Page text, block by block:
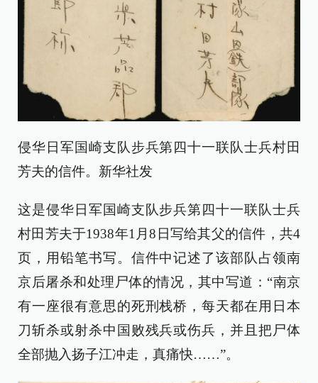
侵华日军国崎支队步兵第四十一联队士兵村田
芳夫的信件。新华社发
这是侵华日军国崎支队步兵第四十一联队士兵
村田芳夫于1938年1月8日写给其父的信件，共4
页，用铅笔书写。信件中记述了该部队占领南
京后屠杀和处理尸体的情况，其中写道：“南京
有一座很有意思的死刑栈桥，每天都在用日本
刀斩杀或射杀中国败残兵或伤兵，并且把尸体
全部抛入扬子江冲走，真痛快……”。